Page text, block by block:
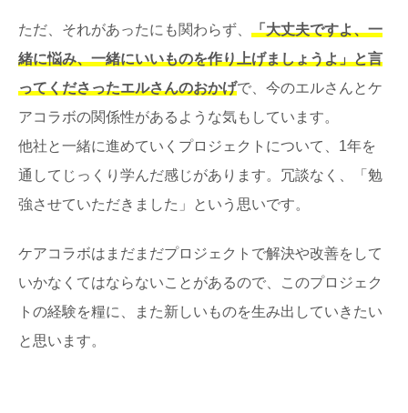
ただ、それがあったにも関わらず、 「大丈夫ですよ、一
緒に悩み、一緒にいいものを作り上げましょうよ」と言
ってくださったエルさんのおかげで、今のエルさんとケ
アコラボの関係性があるような気もしています。
他社と一緒に進めていくプロジェクトについて、1年を
通してじっくり学んだ感じがあります。冗談なく、「勉
強させていただきました」という思いです。
ケアコラボはまだまだプロジェクトで解決や改善をして
いかなくてはならないことがあるので、このプロジェク
トの経験を糧に、また新しいものを生み出していきたい
と思います。